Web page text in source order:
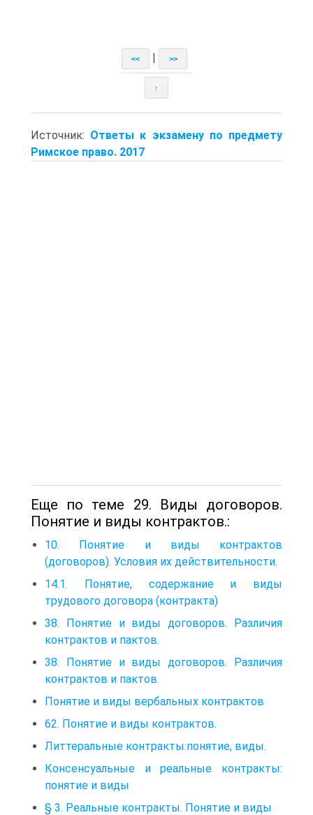
<< >>
↑
Источник: Ответы к экзамену по предмету
Римское право. 2017
Еще по теме 29. Виды договоров.
Понятие и виды контрактов.:
10. Понятие и виды контрактов
(договоров). Условия их действительности.
14.1. Понятие, содержание и виды
трудового договора (контракта)
38. Понятие и виды договоров. Различия
контрактов и пактов.
38. Понятие и виды договоров. Различия
контрактов и пактов.
Понятие и виды вербальных контрактов
62. Понятие и виды контрактов.
Литтеральные контракты:понятие, виды.
Консенсуальные и реальные контракты:
понятие и виды
§ 3. Реальные контракты. Понятие и виды